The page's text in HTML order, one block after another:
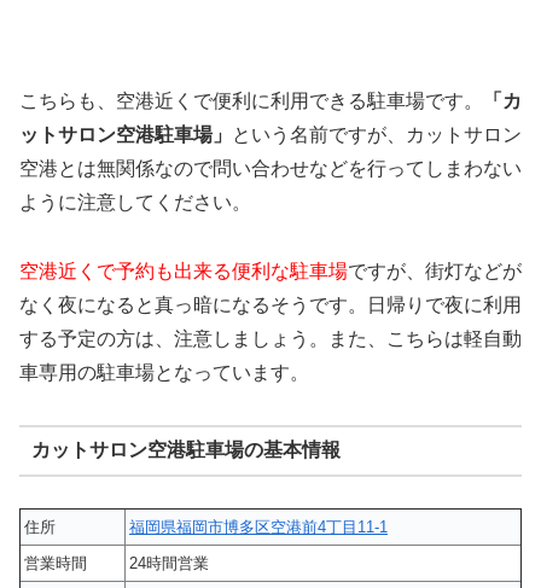
こちらも、空港近くで便利に利用できる駐車場です。
「カ
ットサロン空港駐車場」
という名前ですが、カットサロン
空港とは無関係なので問い合わせなどを行ってしまわない
ように注意してください。
空港近くで予約も出来る便利な駐車場ですが、街灯などが
なく夜になると真っ暗になるそうです。日帰りで夜に利用
する予定の方は、注意しましょう。また、こちらは軽自動
車専用の駐車場となっています。
カットサロン空港駐車場の基本情報
住所
福岡県福岡市博多区空港前4丁目11-1
営業時間
24時間営業